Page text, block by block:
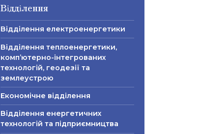
Відділення
Відділення електроенергетики
Відділення теплоенергетики,
комп’ютерно-інтегрованих
технологій, геодезії та
землеустрою
Економічне відділення
Відділення енергетичних
технологій та підприємництва